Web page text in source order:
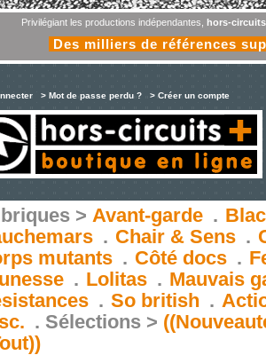
Privilégiant les productions indépendantes, hors-
Des milliers de références
> Mot de passe perdu ? > Créer un compte
> Avant-garde .
. Chair & Sens .
mutants . Côté docs .
. Lolitas . Mauvais
. So british .
. Sélections >